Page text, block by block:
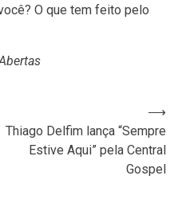
O que tem feito pelo
Thiago Delfim lança “Sempre
Estive Aqui” pela Central
Gospel
⟶